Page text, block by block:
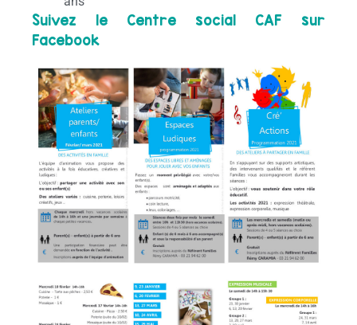
Suivez le Centre social CAF sur
Facebook